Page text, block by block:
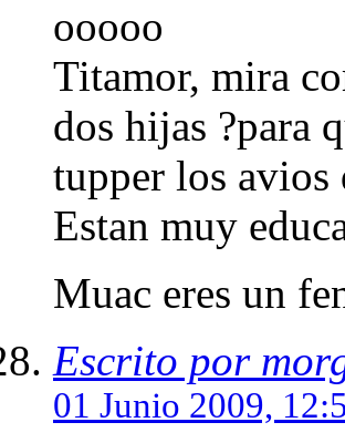
ooooo
Titamor, mira
dos hijas ?para
tupper los avios
Estan muy
Muac eres un
Escrito por
01 Junio 2009,